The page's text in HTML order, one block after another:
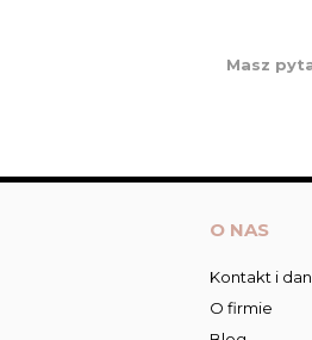
Masz
O NAS
Kontakt i
O firmie